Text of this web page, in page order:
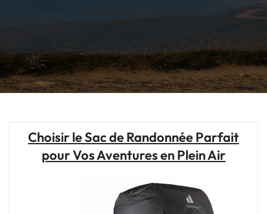
Choisir le Sac de Randonnée Parfait
pour Vos Aventures en Plein Air